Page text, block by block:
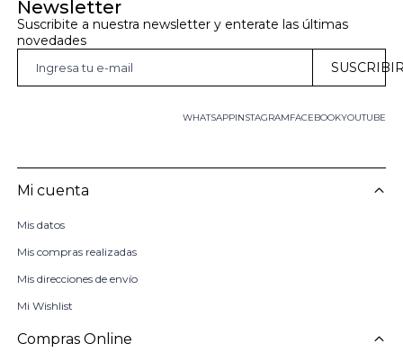
Newsletter
Suscribite a nuestra newsletter y enterate las últimas
novedades
WHATSAPP FACEBOOKYOUTUBE
INSTAGRAM
Mi cuenta
Mis datos
Mis compras realizadas
Mis direcciones de envío
Mi Wishlist
Compras Online